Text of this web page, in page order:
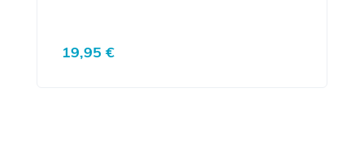
Regulärer Preis:
19,95 €